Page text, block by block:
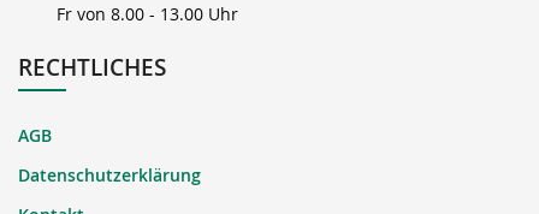
Fr von 8.00 - 13.00 Uhr
RECHTLICHES
AGB
Datenschutzerklärung